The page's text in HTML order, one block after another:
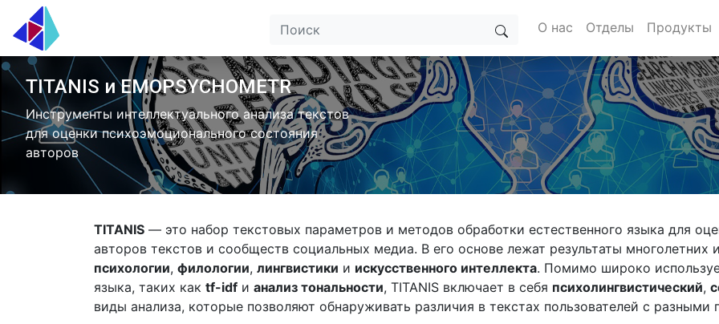
О нас Отделы Продукты
TITANIS и EMOPSYCHOMETR
Инструменты интеллектуального анализа текстов
для оценки психоэмоционального состояния
авторов
TITANIS — это набор текстовых параметров и методов обработки естественного языка для
авторов текстов и сообществ социальных медиа. В его основе лежат результаты
психологии, филологии, лингвистики и искусственного интеллекта. Помимо широко
языка, таких как tf-idf и анализ тональности, TITANIS включает в себя психолингвистический,
виды анализа, которые позволяют обнаруживать различия в текстах пользователей с